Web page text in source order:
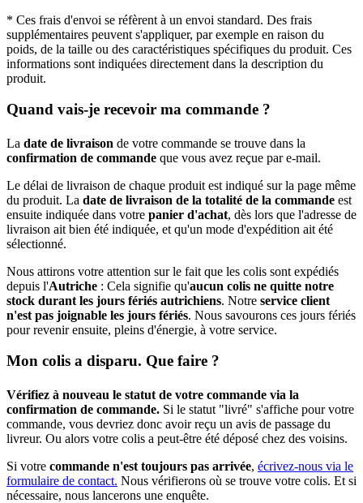
* Ces frais d'envoi se réfèrent à un envoi standard. Des frais
supplémentaires peuvent s'appliquer, par exemple en raison du
poids, de la taille ou des caractéristiques spécifiques du produit. Ces
informations sont indiquées directement dans la description du
produit.
Quand vais-je recevoir ma commande ?
La date de livraison de votre commande se trouve dans la
confirmation de commande que vous avez reçue par e-mail.
Le délai de livraison de chaque produit est indiqué sur la page même
du produit. La date de livraison de la totalité de la commande est
ensuite indiquée dans votre panier d'achat, dès lors que l'adresse de
livraison ait bien été indiquée, et qu'un mode d'expédition ait été
sélectionné.
Nous attirons votre attention sur le fait que les colis sont expédiés
depuis l'Autriche : Cela signifie qu'aucun colis ne quitte notre
stock durant les jours fériés autrichiens. Notre service client
n'est pas joignable les jours fériés. Nous savourons ces jours fériés
pour revenir ensuite, pleins d'énergie, à votre service.
Mon colis a disparu. Que faire ?
Vérifiez à nouveau le statut de votre commande via la
confirmation de commande. Si le statut "livré" s'affiche pour votre
commande, vous devriez donc avoir reçu un avis de passage du
livreur. Ou alors votre colis a peut-être été déposé chez des voisins.
Si votre commande n'est toujours pas arrivée, écrivez-nous via le
formulaire de contact. Nous vérifierons où se trouve votre colis. Et si
nécessaire, nous lancerons une enquête.